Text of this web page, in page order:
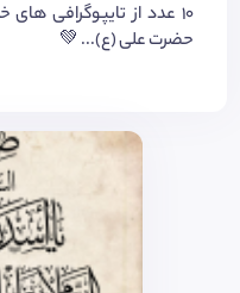
۱۰ عدد از تایپوگرافی
حضرت علی (ع)... 💚